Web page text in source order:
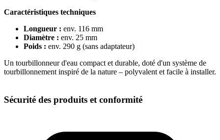
Caractéristiques techniques
Longueur : env. 116 mm
Diamètre : env. 25 mm
Poids : env. 290 g (sans adaptateur)
Un tourbillonneur d'eau compact et durable, doté d'un système de
tourbillonnement inspiré de la nature – polyvalent et facile à installer.
Sécurité des produits et conformité